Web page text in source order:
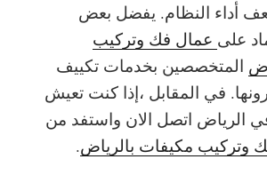
أداء النظام. يفضل بعض
على عمال فك وتركيب
المتخصصين بخدمات تكييف
في المقابل ،إذا كنت تعيش
الرياض اتصل الان واستفد من
وتركيب مكيفات بالرياض.